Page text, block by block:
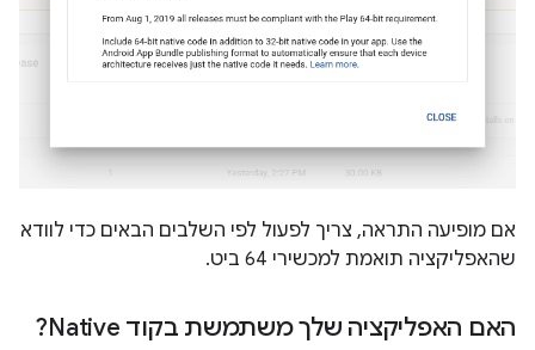
אם מופיעה התראה, צריך לפעול לפי השלבים הבאים כדי לוודא
שהאפליקציה תואמת למכשירי 64 ביט.
האם האפליקציה שלך משתמשת בקוד Native?